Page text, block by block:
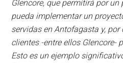
Glencore, que permitirá por
pueda implementar un
servidas en Antofagasta y,
clientes -entre ellos Glencore-
Esto es un ejemplo